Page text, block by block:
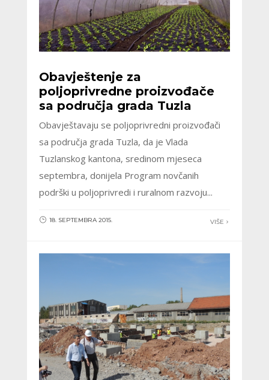
Obavještenje za
poljoprivredne proizvođače
sa područja grada Tuzla
Obavještavaju se poljoprivredni proizvođači
sa područja grada Tuzla, da je Vlada
Tuzlanskog kantona, sredinom mjeseca
septembra, donijela Program novčanih
podrški u poljoprivredi i ruralnom razvoju...
VIŠE
18. SEPTEMBRA 2015.